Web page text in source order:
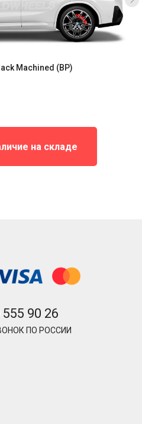
Machined (BP)
на складе
555 90 26
ПО РОССИИ